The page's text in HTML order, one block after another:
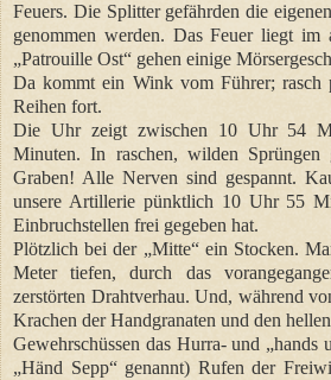
Feuers. Die Splitter gefährden die
genommen werden. Das Feuer liegt im
„Patrouille Ost“ gehen einige
Da kommt ein Wink vom Führer; rasch
Reihen fort.
Die Uhr zeigt zwischen 10 Uhr 54
Minuten. In raschen, wilden Sprüngen
Graben! Alle Nerven sind gespannt.
unsere Artillerie pünktlich 10 Uhr 55
Einbruchstellen frei gegeben hat.
Plötzlich bei der „Mitte“ ein Stocken.
Meter tiefen, durch das
zerstörten Drahtverhau. Und, während
Krachen der Handgranaten und den
Gewehrschüssen das Hurra- und „hands
„Händ Sepp“ genannt) Rufen der